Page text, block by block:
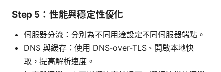
Step 5：性能與穩定性優化
伺服器分流：分別為不同用途設定不同伺服器端點。
DNS 與緩存：使用 DNS-over-TLS、開啟本地快
取，提高解析速度。